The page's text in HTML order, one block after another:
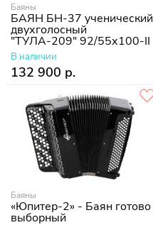
Баяны
БАЯН БН-37 ученический
двухголосный
"ТУЛА-209" 92/55х100-II
В наличии
132 900 р.
Баяны
«Юпитер-2» - Баян готово
выборный